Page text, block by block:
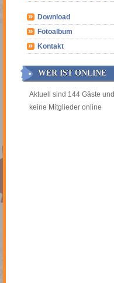
Download
Fotoalbum
Kontakt
WER IST ONLINE
Aktuell sind 144 Gäste und
keine Mitglieder online